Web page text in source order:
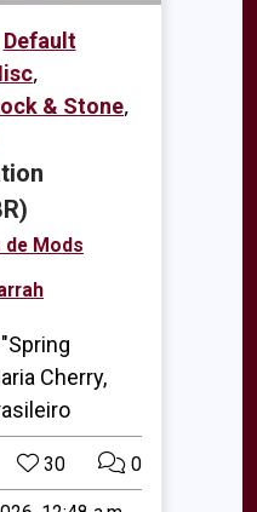
Default
,
& Stone,
Mods
Cherry,
30 0